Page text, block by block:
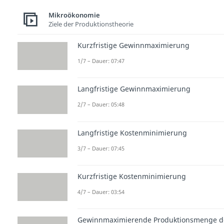
Mikroökonomie
Ziele der Produktionstheorie
Kurzfristige Gewinnmaximierung
1/7 – Dauer: 07:47
Langfristige Gewinnmaximierung
2/7 – Dauer: 05:48
Langfristige Kostenminimierung
3/7 – Dauer: 07:45
Kurzfristige Kostenminimierung
4/7 – Dauer: 03:54
Gewinnmaximierende Produktionsmenge